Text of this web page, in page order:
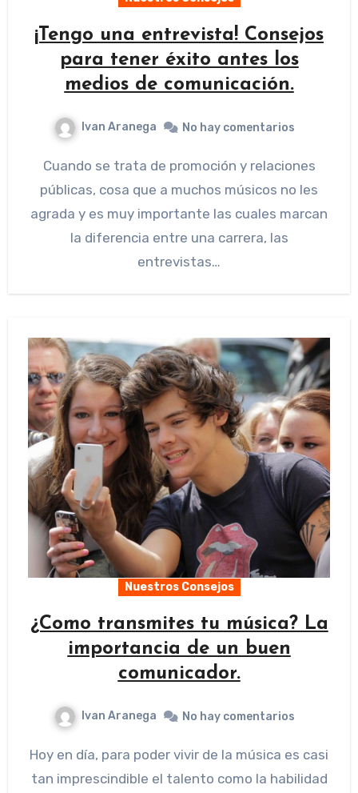
¡Tengo una entrevista! Consejos
para tener éxito antes los
medios de comunicación.
Ivan Aranega No hay comentarios
Cuando se trata de promoción y relaciones
públicas, cosa que a muchos músicos no les
agrada y es muy importante las cuales marcan
la diferencia entre una carrera, las
entrevistas…
Nuestros Consejos
¿Como transmites tu música? La
importancia de un buen
comunicador.
Ivan Aranega No hay comentarios
Hoy en día, para poder vivir de la música es casi
tan imprescindible el talento como la habilidad